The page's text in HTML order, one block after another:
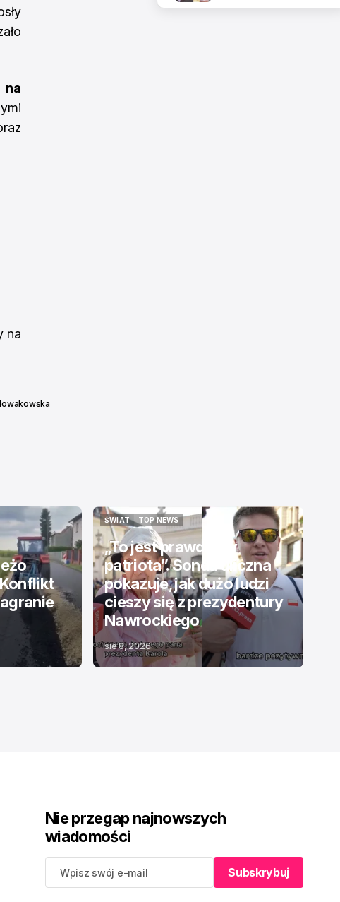
na
ŚWIAT
ŚWIAT
TOP NEWS
TOP NEWS
„To jest prawdziwy
patriota”. Sonda uliczna
pokazuje, jak dużo ludzi
cieszy się z prezydentury
Nawrockiego
sie 8, 2026
Nie przegap najnowszych
wiadomości
Subskrybuj
Subskrybuj